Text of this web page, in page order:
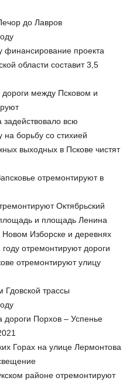
до Лавров
финансирование проекта
области составит 3,5
между Псковом и
всю
на борьбу со стихией
выходных в Пскове чистят
отремонтируют в
Октябрьский
и площадь Ленина
Изборске и деревнях
отремонтируют дороги
отремонтируют улицу
Гдовской трассы
дороги Порхов – Успенье
Горах на улице Лермонтова
районе отремонтируют